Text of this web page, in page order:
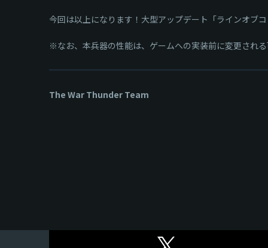
今回は以上になります！大型アップデート「ラインオブ
※なお、本兵器の性能は、ゲームへの実装前に変更され
The War Thunder Team